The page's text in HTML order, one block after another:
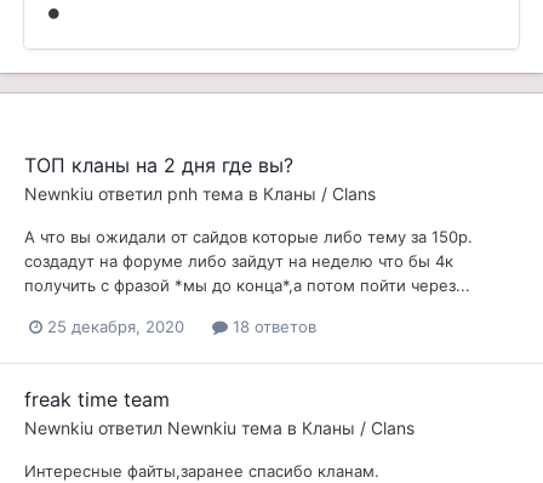
ТОП кланы на 2 дня где вы?
Newnkiu ответил pnh тема в Кланы / Clans
А что вы ожидали от сайдов которые либо тему за 150р.
создадут на форуме либо зайдут на неделю что бы 4к
получить с фразой *мы до конца*,а потом пойти через...
25 декабря, 2020 18 ответов
freak time team
Newnkiu ответил Newnkiu тема в Кланы / Clans
Интересные файты,заранее спасибо кланам.